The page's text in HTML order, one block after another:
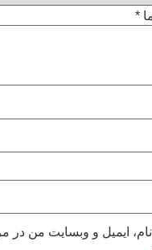
*
ایمیل و وبسایت من در